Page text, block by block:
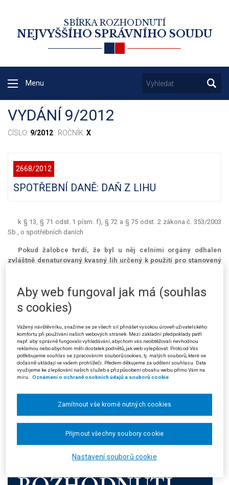
SBÍRKA ROZHODNUTÍ
NEJVYŠŠÍHO SPRÁVNÍHO SOUDU
Menu
VYDÁNÍ 9/2012
ČÍSLO: 9/2012 · ROČNÍK: X
2668/2012
SPOTŘEBNÍ DANĚ: DAŇ Z LIHU
k § 13, § 71 odst. 1 písm. f), § 72 a § 75 odst. 2 zákona č. 353/2003
Sb., o spotřebních daních
Pokud žalobce tvrdí, že byl u něj celními orgány odhalen
zvláštně denaturovaný kvasný líh určený k použití pro stanovený
základě § 75 odst. 2 tohoto zákona prokázat oprávněné nabytí lihu
osvobozeného od daně, řádné uplatnění tohoto osvobození (§ 72
zákona č. 353/2003 Sb., o spotřebních daních) a zvláštní povolení
(Podle rozsudku Krajského soudu v Ostravě ze dne 18. 6. 2009, čj. 22 Ca
348/2008-21)
Aby web fungoval jak má (souhlas
s cookies)
Vážený návštěvníku, snažíme se ze všech sil přinášet vysokou úroveň uživatelského
komfortu při používání našich webových stránek. Mezi základní předpoklady patří
např. aby správně fungovalo vyhledávání, abychom vás neobtěžovali nevhodnou
reklamou nebo abychom měli dostatek podnětů, jak web vylepšovat. Proto od Vás
potřebujeme souhlas se zpracováním souborů cookies, tj. malých souborů, které se
dočasně ukládají ve vašem prohlížeči. Předem děkujeme za udělení souhlasu. Data
využijeme ke zlepšování našich služeb a přizpůsobení obsahu webu přímo Vám na
míru. Oznámení o ochraně osobních údajů a souborů cookie
Nastavení souborů cookie
Zamítnout vše kromě nutných cookies
Přijmout všechny soubory cookie